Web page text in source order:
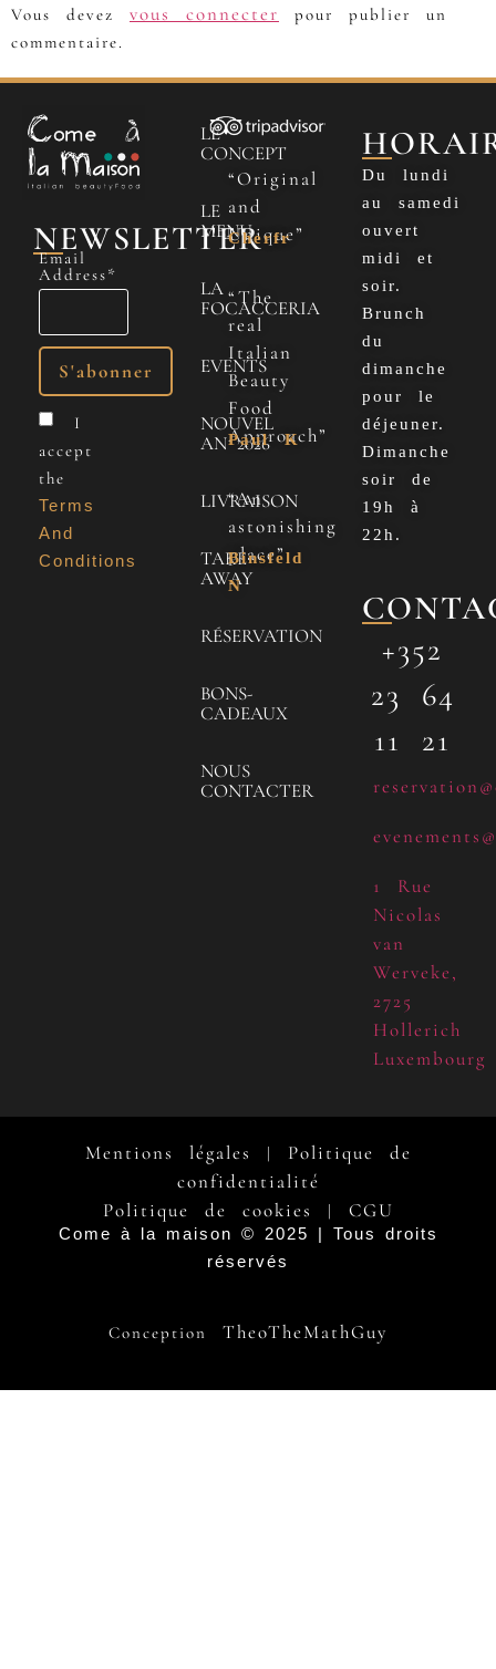
Vous devez vous connecter
pour publier un
commentaire.
NEWSLETTER
Email
Address*
I
accept
the
Terms
And
Conditions
LE
CONCEPT
LE
MENU
LA
FOCACCERIA
EVENTS
NOUVEL
AN 2026
LIVRAISON
TAKE
AWAY
RÉSERVATION
BONS-
CADEAUX
NOUS
CONTACTER
“Original
and
Unique”
Cherfr
“The
real
Italian
Beauty
Food
Approach”
Paul K
“An
astonishing
place”
Binsfeld
N
Du lundi
au samedi
ouvert
midi et
soir.
Brunch
du
dimanche
pour le
déjeuner.
Dimanche
soir de
19h à
22h.
+352
23 64
11 21
1 Rue
Nicolas
van
Werveke,
2725
Hollerich
Luxembourg
Mentions légales | Politique de
confidentialité
Politique de cookies
| CGU
Come à la maison © 2025 | Tous droits
réservés
Conception TheoTheMathGuy